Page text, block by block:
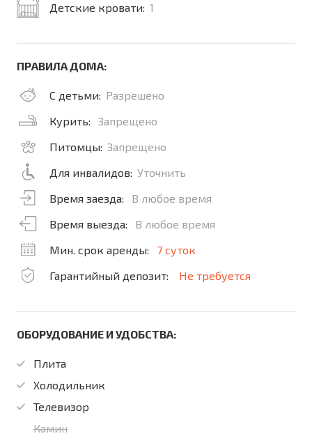
Детские кровати: 1
ПРАВИЛА ДОМА:
С детьми: Разрешено
Курить:
Запрещено
Питомцы: Запрещено
Для инвалидов: Уточнить
Время заезда:
В любое время
Время выезда:
В любое время
Мин. срок аренды:
7 суток
Гарантийный депозит:
Не требуется
ОБОРУДОВАНИЕ И УДОБСТВА:
Плита
Холодильник
Телевизор
Камин